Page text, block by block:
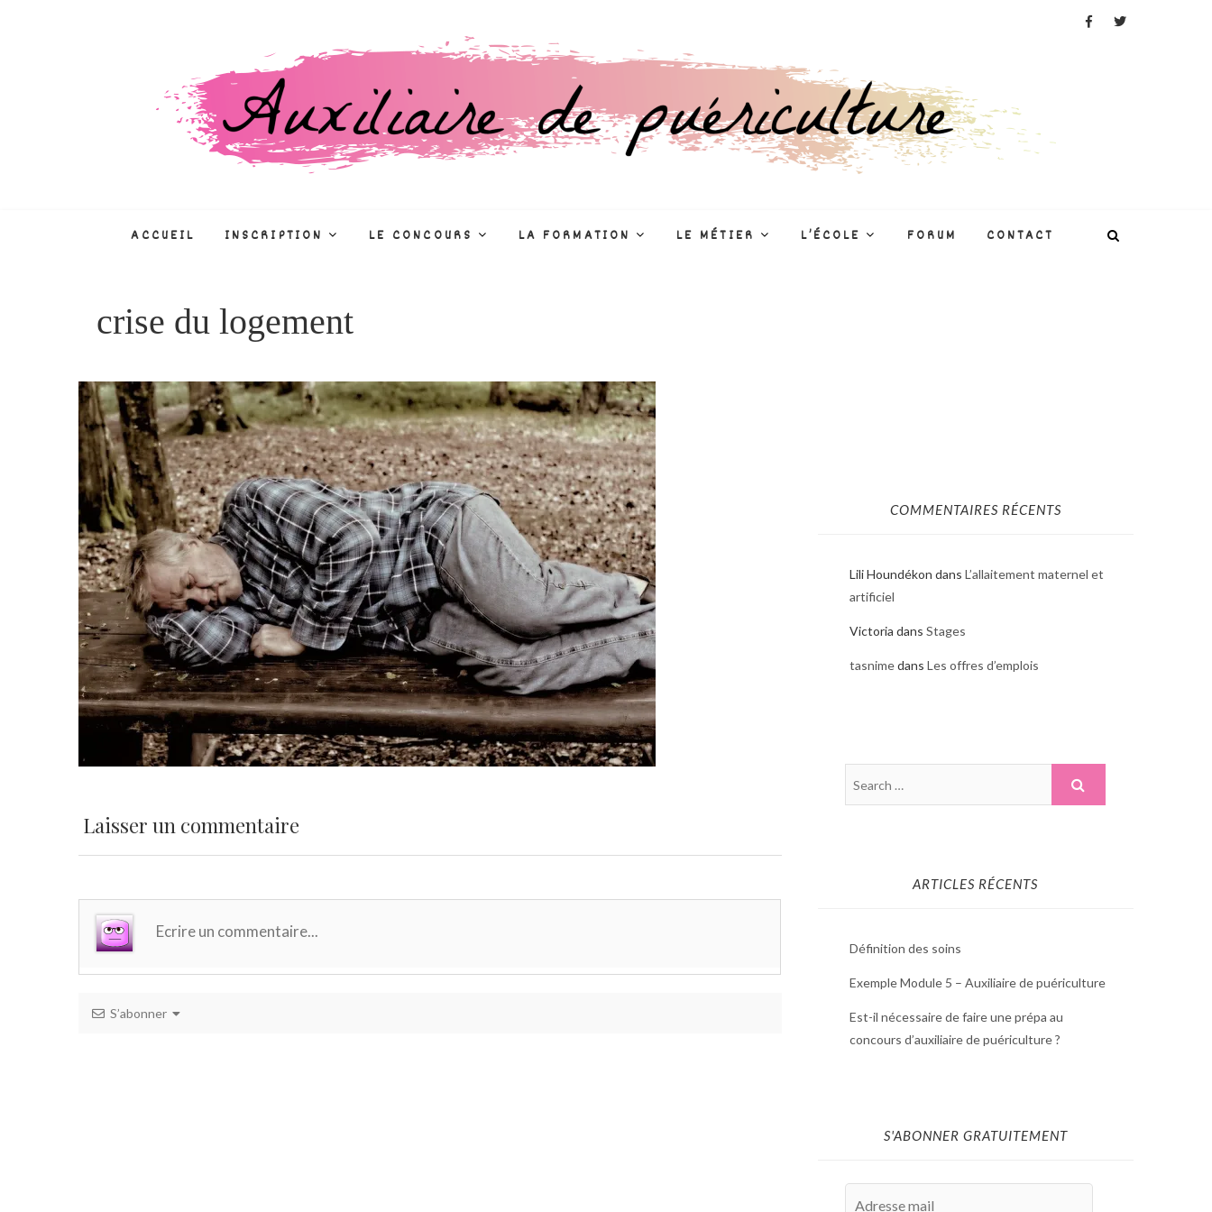
ACCUEIL INSCRIPTION LE CONCOURS LA FORMATION LE MÉTIER L’ÉCOLE FORUM CONTACT
crise du logement
Laisser un commentaire
S’abonner
COMMENTAIRES RÉCENTS
Lili Houndékon dans L’allaitement maternel et
artificiel
Victoria dans Stages
tasnimedans Les offres d’emplois
ARTICLES RÉCENTS
Définition des soins
Exemple Module 5 – Auxiliaire de puériculture
Est-il nécessaire de faire une prépa au
concours d’auxiliaire de puériculture ?
S'ABONNER GRATUITEMENT